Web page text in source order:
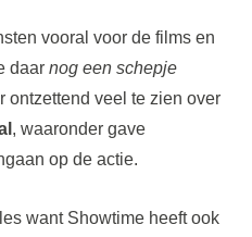
vooral voor de films en
daar nog een schepje
ontzettend veel te zien over
, waaronder gave
op de actie.
want Showtime heeft ook